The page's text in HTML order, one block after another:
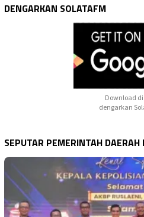
DENGARKAN SOLATAFM
Download
dengarkan
SEPUTAR PEMERINTAH